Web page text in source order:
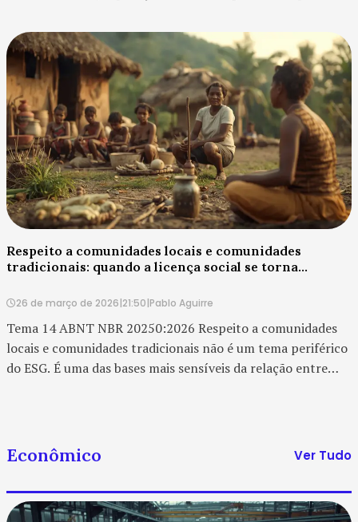
dedicar a seção 6.1 ao tema assédio , a n...
Respeito a comunidades locais e comunidades
tradicionais: quando a licença social se torna
26 de março de 2026|21:50|Pablo Aguirre
Tema 14 ABNT NBR 20250:2026 Respeito a comunidades
locais e comunidades tradicionais não é um tema periférico
do ESG. É uma das bases mais sensíveis da relação entre
Econômico Ver Tudo